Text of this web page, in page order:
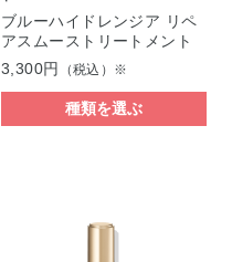
ブルーハイドレンジア リペ
アスムーストリートメント
3,300円
（税込）※
種類を選ぶ